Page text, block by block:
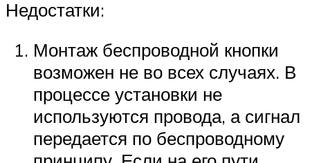
Недостатки:
Монтаж беспроводной кнопки
возможен не во всех случаях. В
процессе установки не
используются провода, а сигнал
передается по беспроводному